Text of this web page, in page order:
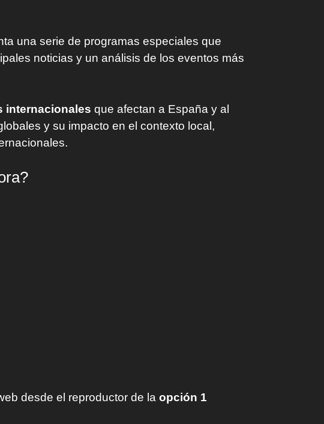
una serie de programas especiales que
noticias y un análisis de los eventos más
internacionales que afectan a España y al
y su impacto en el contexto local,
desde el reproductor de la opción 1